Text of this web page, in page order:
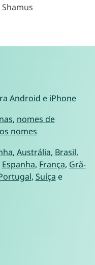
Shamus
Android e iPhone
, nomes de
nomes
, Austrália, Brasil,
Espanha, França, Grã-
, Suíça e